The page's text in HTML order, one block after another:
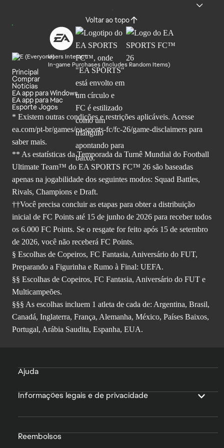
Voltar ao topo
Users Interact
In-game Purchases (Includes Random Items)
Principal
Comprar
Notícias
EA app para Windows
EA app para Mac
Esporte Jogos
* Existem outras condições e restrições aplicáveis. Acesse
ea.com/pt-br/games/ea-sports-fc/fc-26/game-disclaimers para
saber mais.
** As estatísticas da Temporada da Turnê Mundial do Football
Ultimate Team™ do EA SPORTS FC™ 26 são baseadas
apenas na jogabilidade dos seguintes modos: Squad Battles,
Rivals, Champions e Draft.
††Você precisa concluir as etapas para obter a distribuição
inicial de FC Points até 15 de junho de 2026 para receber todos
os 6.000 FC Points. Se o resgate for feito após 15 de setembro
de 2026, você não receberá FC Points.
§ Escolhas de Copeiros, FC Fantasia, Aniversário do FUT,
Preparando a Figurinha e Rumo à Final: UEFA.
§§ Escolhas de Copeiros, FC Fantasia, Aniversário do FUT e
Multicampeões.
§§§ As escolhas incluem 1 atleta de cada de: Argentina, Brasil,
Canadá, Inglaterra, França, Alemanha, México, Países Baixos,
Portugal, Arábia Saudita, Espanha, EUA.
Ajuda
Informações legais e de privacidade
Reembolsos